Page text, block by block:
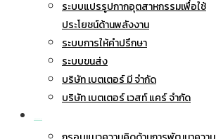
ระบบแปรรูปกากอุตสาหกรรมเพื่อใช้
ประโยชน์ด้านพลังงาน
ระบบการให้คำปรึกษา
ระบบขนส่ง
บริษัท เบตเตอร์ มี จำกัด
บริษัท เบตเตอร์ เวสท์ แคร์ จำกัด